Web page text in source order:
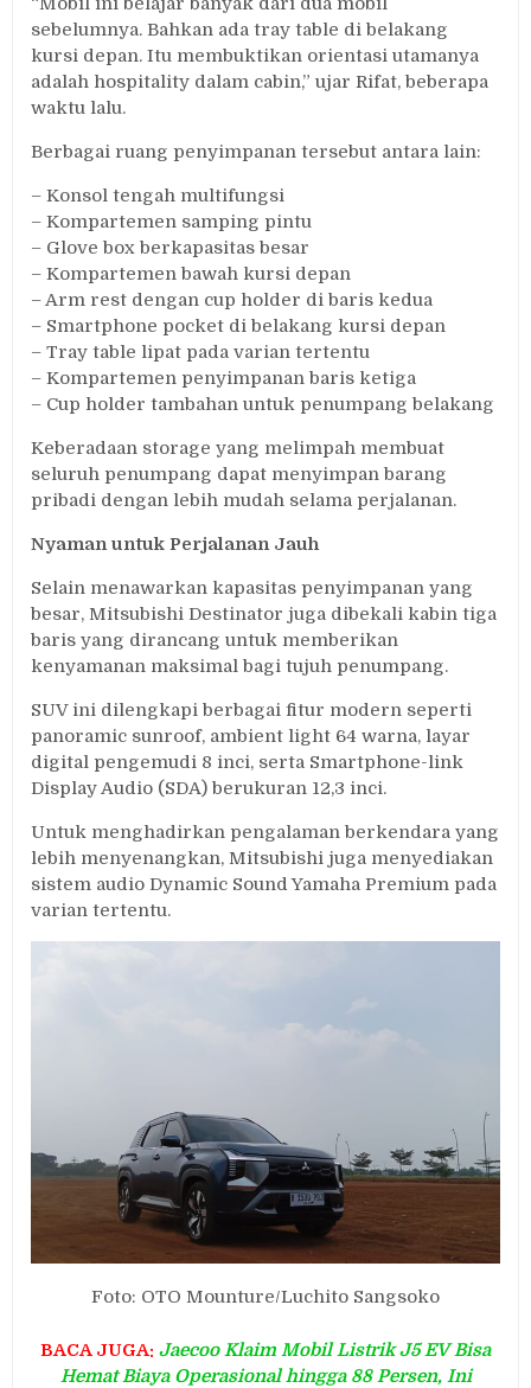
sebelumnya. Bahkan ada tray table di belakang
kursi depan. Itu membuktikan orientasi utamanya
adalah hospitality dalam cabin,” ujar Rifat, beberapa
waktu lalu.
Berbagai ruang penyimpanan tersebut antara lain:
– Konsol tengah multifungsi
– Kompartemen samping pintu
– Glove box berkapasitas besar
– Kompartemen bawah kursi depan
– Arm rest dengan cup holder di baris kedua
– Smartphone pocket di belakang kursi depan
– Tray table lipat pada varian tertentu
– Kompartemen penyimpanan baris ketiga
– Cup holder tambahan untuk penumpang belakang
Keberadaan storage yang melimpah membuat
seluruh penumpang dapat menyimpan barang
pribadi dengan lebih mudah selama perjalanan.
Nyaman untuk Perjalanan Jauh
Selain menawarkan kapasitas penyimpanan yang
besar, Mitsubishi Destinator juga dibekali kabin tiga
baris yang dirancang untuk memberikan
kenyamanan maksimal bagi tujuh penumpang.
SUV ini dilengkapi berbagai fitur modern seperti
panoramic sunroof, ambient light 64 warna, layar
digital pengemudi 8 inci, serta Smartphone-link
Display Audio (SDA) berukuran 12,3 inci.
Untuk menghadirkan pengalaman berkendara yang
lebih menyenangkan, Mitsubishi juga menyediakan
sistem audio Dynamic Sound Yamaha Premium pada
varian tertentu.
Foto: OTO Mounture/Luchito Sangsoko
BACA JUGA: Jaecoo Klaim Mobil Listrik J5 EV Bisa
Hemat Biaya Operasional hingga 88 Persen, Ini